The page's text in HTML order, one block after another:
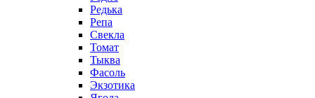
Редька
Репа
Свекла
Томат
Тыква
Фасоль
Экзотика